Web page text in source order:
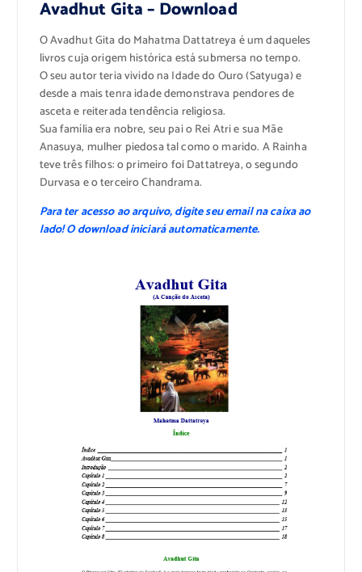
Avadhut Gita – Download
O Avadhut Gita do Mahatma Dattatreya é um daqueles
livros cuja origem histórica está submersa no tempo.
O seu autor teria vivido na Idade do Ouro (Satyuga) e
desde a mais tenra idade demonstrava pendores de
asceta e reiterada tendência religiosa.
Sua família era nobre, seu pai o Rei Atri e sua Mãe
Anasuya, mulher piedosa tal como o marido. A Rainha
teve três filhos: o primeiro foi Dattatreya, o segundo
Durvasa e o terceiro Chandrama.
Para ter acesso ao arquivo, digite seu email na caixa ao
lado! O download iniciará automaticamente.